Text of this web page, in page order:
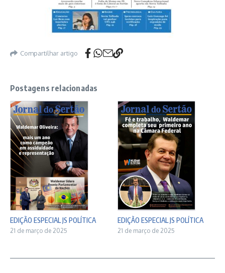
Compartilhar artigo
Postagens relacionadas
EDIÇÃO ESPECIAL JS POLÍTICA
21 de março de 2025
EDIÇÃO ESPECIAL JS POLÍTICA
21 de março de 2025